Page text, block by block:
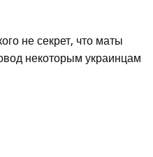
не секрет, что маты
некоторым украинцам